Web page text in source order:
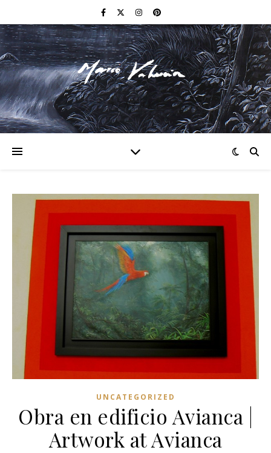
F I N E A R T
UNCATEGORIZED
Obra en edificio Avianca |
Artwork at Avianca